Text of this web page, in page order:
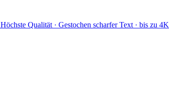
Höchste Qualität · Gestochen scharfer Text · bis zu 4K